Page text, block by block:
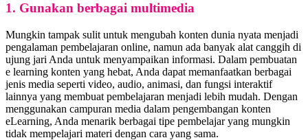
1. Gunakan berbagai multimedia
Mungkin tampak sulit untuk mengubah konten dunia nyata menjadi
pengalaman pembelajaran online, namun ada banyak alat canggih di
ujung jari Anda untuk menyampaikan informasi. Dalam pembuatan
e learning konten yang hebat, Anda dapat memanfaatkan berbagai
jenis media seperti video, audio, animasi, dan fungsi interaktif
lainnya yang membuat pembelajaran menjadi lebih mudah. Dengan
menggunakan campuran media dalam pengembangan konten
eLearning, Anda menarik berbagai tipe pembelajar yang mungkin
tidak mempelajari materi dengan cara yang sama.